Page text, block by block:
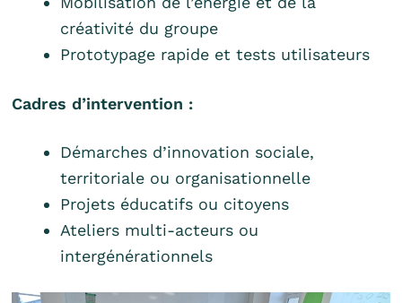
créativité du groupe
Prototypage rapide et tests utilisateurs
Cadres d’intervention :
Démarches d’innovation sociale,
territoriale ou organisationnelle
Projets éducatifs ou citoyens
Ateliers multi-acteurs ou
intergénérationnels